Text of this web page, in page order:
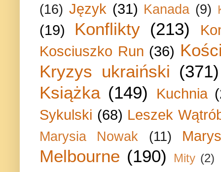
(16) Język (31) Kanada (9)
(19) Konflikty (213)
Kosciuszko Run (36)
Kryzys ukraiński (371)
Książka (149) Kuchnia
Sykulski (68) Leszek
Marysia Nowak (11)
Melbourne (190) Mity (2)